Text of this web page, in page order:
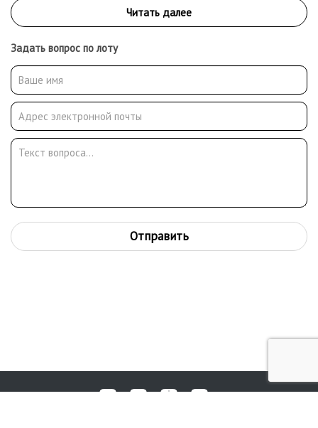
Задать вопрос по лоту
Отправить